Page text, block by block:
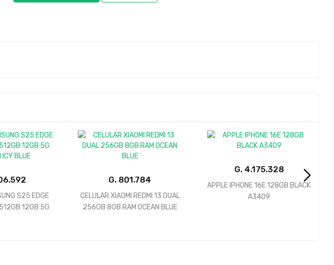
REDMI 13 DUAL
RAM OCEAN BLUE
APPLE IPHONE 16E 128GB BLACK
A3409
G.
APPLE IPHONE 13 PRO CPO
256GB GRAPHITE A2483